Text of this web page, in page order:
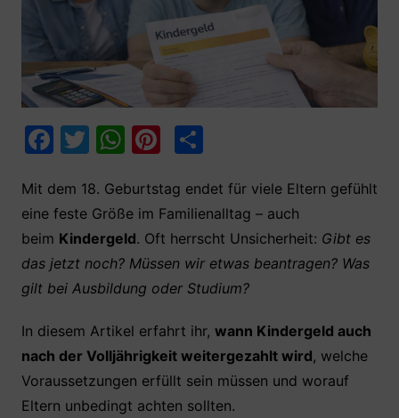
F
c
e
b
o
k
T
itt
er
W
at
s
A
p
Pi
er
e
st
T
le
n
Mit dem 18. Geburtstag endet für viele Eltern gefühlt
eine feste Größe im Familienalltag – auch
beim Kindergeld. Oft herrscht Unsicherheit: Gibt es
das jetzt noch? Müssen wir etwas beantragen? Was
gilt bei Ausbildung oder Studium?
In diesem Artikel erfahrt ihr, wann Kindergeld auch
nach der Volljährigkeit weitergezahlt wird, welche
Voraussetzungen erfüllt sein müssen und worauf
Eltern unbedingt achten sollten.